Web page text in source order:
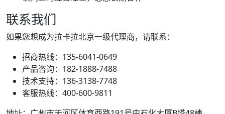
联系我们
如果您想成为拉卡拉北京一级代理商，请联系：
招商热线：135-6041-0649
产品咨询：182-1888-7488
技术支持：136-3138-7748
客服热线：400-600-9811